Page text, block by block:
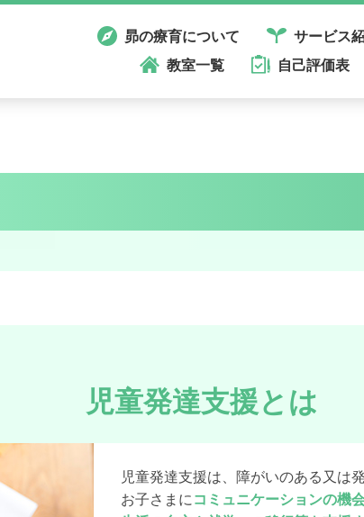
昴の療育について サービス
教室一覧
自己評価表
児童発達支援とは
児童発達支援は、障がいのある又は
お子さまに コミュニケーションの機